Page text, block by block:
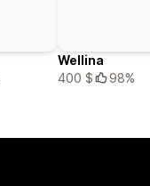
Wellina
400 $
98%